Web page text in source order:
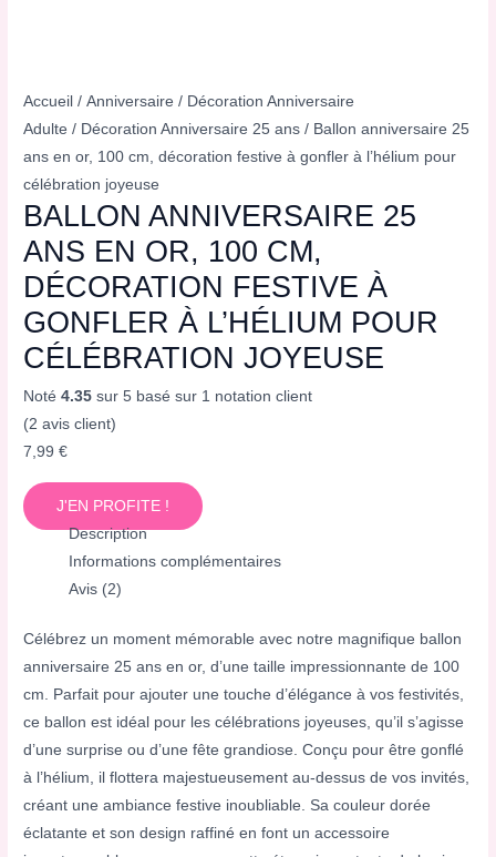
Accueil /Anniversaire / Décoration Anniversaire
Adulte / Décoration Anniversaire 25 ans / Ballon anniversaire 25
ans en or, 100 cm, décoration festive à gonfler à l’hélium pour
célébration joyeuse
BALLON ANNIVERSAIRE 25
ANS EN OR, 100 CM,
DÉCORATION FESTIVE À
GONFLER À L’HÉLIUM POUR
CÉLÉBRATION JOYEUSE
Noté4.35 sur 5 basé sur 1 notation client
(2 avis client)
7,99€
J'EN PROFITE !
Description
Informations complémentaires
Avis (2)
Célébrez un moment mémorable avec notre magnifique ballon
anniversaire 25 ans en or, d’une taille impressionnante de 100
cm. Parfait pour ajouter une touche d’élégance à vos festivités,
ce ballon est idéal pour les célébrations joyeuses, qu’il s’agisse
d’une surprise ou d’une fête grandiose. Conçu pour être gonflé
à l’hélium, il flottera majestueusement au-dessus de vos invités,
créant une ambiance festive inoubliable. Sa couleur dorée
éclatante et son design raffiné en font un accessoire